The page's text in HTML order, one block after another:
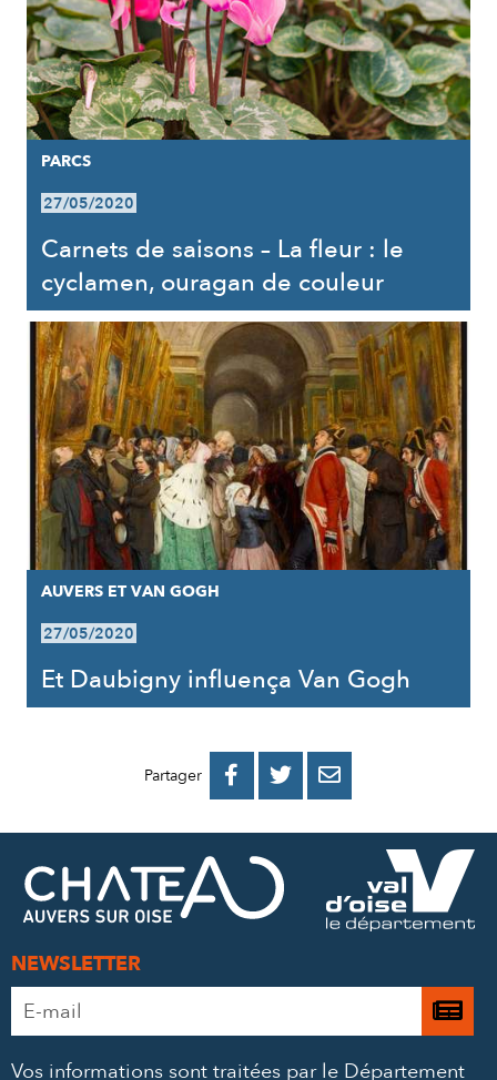
PARCS
27/05/2020
Carnets de saisons – La fleur : le
cyclamen, ouragan de couleur
AUVERS ET VAN GOGH
27/05/2020
Et Daubigny influença Van Gogh
Partager 
PARTAGER
FACEBOOK
PARTAGER
PARTAGER
MAIL
NEWSLETTER
Adresse
e-
Je
Vos informations sont traitées par le Département